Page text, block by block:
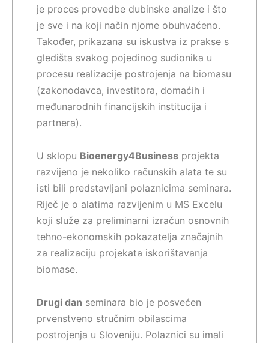
je proces provedbe dubinske analize i što
je sve i na koji način njome obuhvaćeno.
Također, prikazana su iskustva iz prakse s
gledišta svakog pojedinog sudionika u
procesu realizacije postrojenja na biomasu
(zakonodavca, investitora, domaćih i
međunarodnih financijskih institucija i
partnera).
U sklopu Bioenergy4Business projekta
razvijeno je nekoliko računskih alata te su
isti bili predstavljani polaznicima seminara.
Riječ je o alatima razvijenim u MS Excelu
koji služe za preliminarni izračun osnovnih
tehno-ekonomskih pokazatelja značajnih
za realizaciju projekata iskorištavanja
biomase.
Drugi dan seminara bio je posvećen
prvenstveno stručnim obilascima
postrojenja u Sloveniju. Polaznici su imali